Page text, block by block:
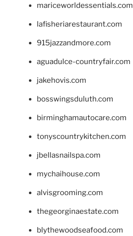
mariceworldessentials.com
lafisheriarestaurant.com
915jazzandmore.com
aguadulce-countryfair.com
jakehovis.com
bosswingsduluth.com
birminghamautocare.com
tonyscountrykitchen.com
jbellasnailspa.com
mychaihouse.com
alvisgrooming.com
thegeorginaestate.com
blythewoodseafood.com